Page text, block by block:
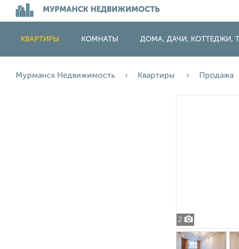
МУРМАНСК НЕДВИЖИМОСТЬ
КВАРТИРЫ КОМНАТЫ ДОМА, ДАЧИ, КОТТЕДЖИ,
Мурманск Недвижимость Квартиры Продажа
2